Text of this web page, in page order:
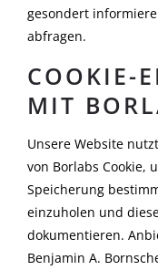
gesondert
abfragen.
COOKIE-
MIT
Unsere Website
von Borlabs Cookie,
Speicherung
einzuholen und
dokumentieren.
Benjamin A.